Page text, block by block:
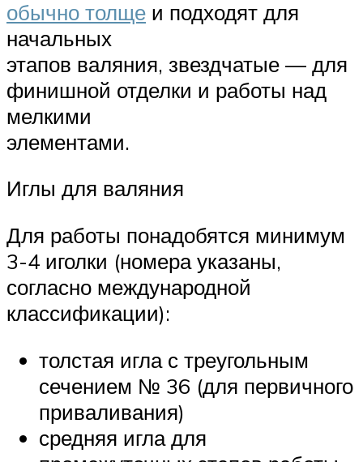
обычно толще и подходят для
начальных
этапов валяния, звездчатые — для
финишной отделки и работы над
мелкими
элементами.
Иглы для валяния
Для работы понадобятся минимум
3-4 иголки (номера указаны,
согласно международной
классификации):
толстая игла с треугольным
сечением № 36 (для первичного
приваливания)
средняя игла для